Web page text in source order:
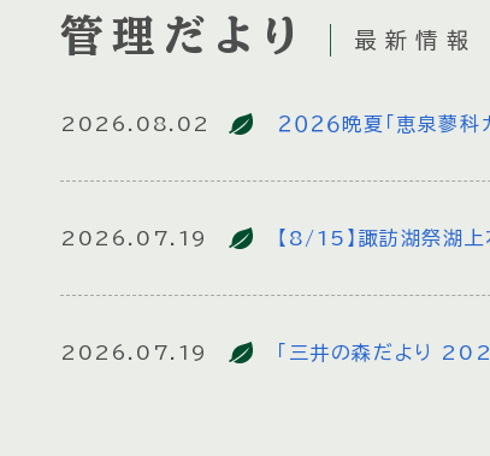
管理だより 最新情報
2026.08.02 ２０２６晩夏「恵泉蓼
2026.07.19 【8/15】諏訪湖祭湖
2026.07.19 「三井の森だより